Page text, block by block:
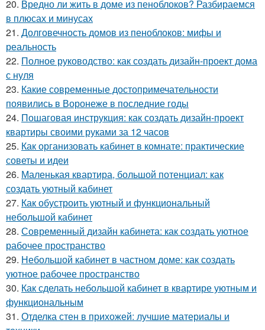
20. Вредно ли жить в доме из пеноблоков? Разбираемся
в плюсах и минусах
21. Долговечность домов из пеноблоков: мифы и
реальность
22. Полное руководство: как создать дизайн-проект дома
с нуля
23. Какие современные достопримечательности
появились в Воронеже в последние годы
24. Пошаговая инструкция: как создать дизайн-проект
квартиры своими руками за 12 часов
25. Как организовать кабинет в комнате: практические
советы и идеи
26. Маленькая квартира, большой потенциал: как
создать уютный кабинет
27. Как обустроить уютный и функциональный
небольшой кабинет
28. Современный дизайн кабинета: как создать уютное
рабочее пространство
29. Небольшой кабинет в частном доме: как создать
уютное рабочее пространство
30. Как сделать небольшой кабинет в квартире уютным и
функциональным
31. Отделка стен в прихожей: лучшие материалы и